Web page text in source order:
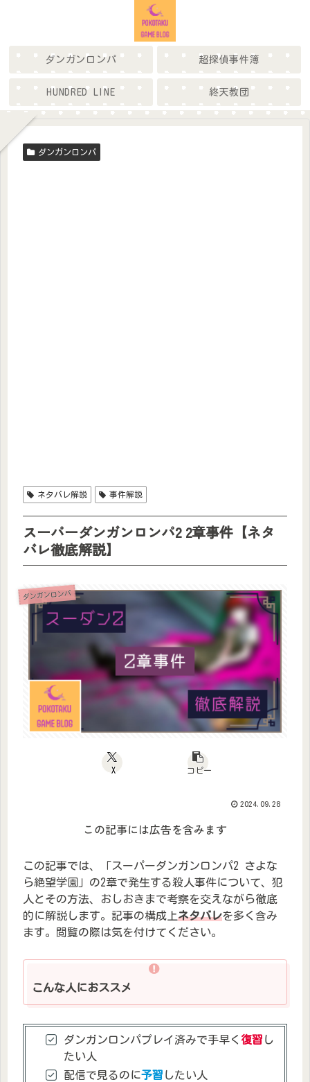
ダンガンロンパ 超探偵事件簿
HUNDRED LINE 終天教団
ダンガンロンパ
ネタバレ解説 事件解説
スーパーダンガンロンパ2 2章事件【ネタ
バレ徹底解説】
ダンガンロンパ
X コピー
2024.09.28
この記事には広告を含みます
この記事では、「スーパーダンガンロンパ2 さよな
ら絶望学園」の2章で発生する殺人事件について、犯
人とその方法、おしおきまで考察を交えながら徹底
的に解説します。記事の構成上ネタバレを多く含み
ます。閲覧の際は気を付けてください。
こんな人におススメ
ダンガンロンパプレイ済みで手早く 復習 し
たい人
配信で見るのに予習 したい人